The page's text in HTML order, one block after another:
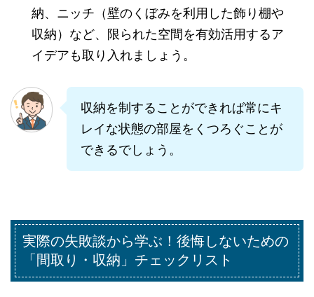
納、ニッチ（壁のくぼみを利用した飾り棚や
収納）など、限られた空間を有効活用するア
イデアも取り入れましょう。
収納を制することができれば常にキ
レイな状態の部屋をくつろぐことが
できるでしょう。
実際の失敗談から学ぶ！後悔しないための
「間取り・収納」チェックリスト